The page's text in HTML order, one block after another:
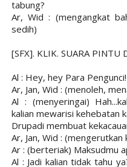
tabung?
Ar, Wid : (mengangkat
sedih)
[SFX]. KLIK. SUARA PINTU
Al : Hey, hey Para Pengunci!
Ar, Jan, Wid : (menoleh,
Al : (menyeringai)
kalian mewarisi kehebatan
Drupadi membuat
Ar, Jan, Wid :
Ar : (berteriak) Maksudmu
Al : Jadi kalian tidak tahu